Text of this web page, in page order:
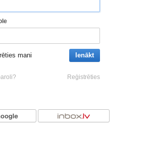
mani Ienākt
Reģistrēties